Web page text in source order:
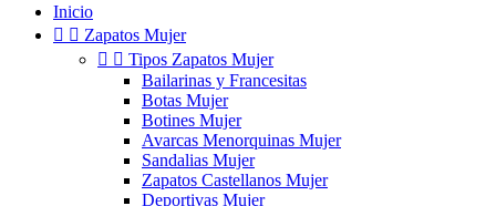
Inicio
  Zapatos Mujer
  Tipos Zapatos Mujer
Bailarinas y Francesitas
Botas Mujer
Botines Mujer
Avarcas Menorquinas Mujer
Sandalias Mujer
Zapatos Castellanos Mujer
Deportivas Mujer